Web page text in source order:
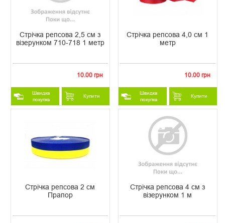
Стрічка репсова 2,5 см з
візерунком 710-718 1 метр
10.00 грн
Швидка
покупка
Купити
Стрічка репсова 4,0 см 1
метр
10.00 грн
Швидка
покупка
Купити
Стрічка репсова 2 см
Прапор
Стрічка репсова 4 см з
візерунком 1 м